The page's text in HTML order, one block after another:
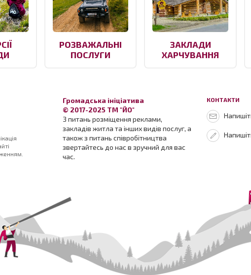
РОЗВАЖАЛЬНІ
ПОСЛУГИ
ЗАКЛАДИ
ХАРЧУВАННЯ
Громадська ініціатива
© 2017-2025 ТМ "ЙО"
З питань розміщення реклами,
закладів житла та інших видів послуг, а
також з питань співробітництва
звертайтесь до нас в зручний для вас
час.
КОНТАКТИ